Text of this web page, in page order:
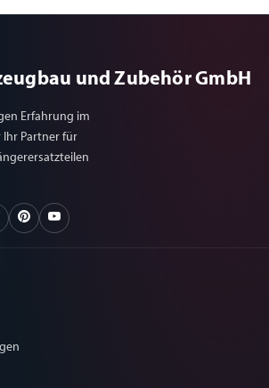
und Zubehör GmbH
Erfahrung im
Ihr Partner für